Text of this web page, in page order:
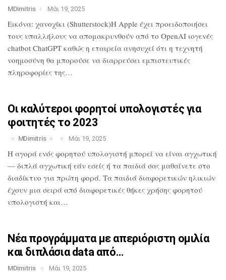
MDimitris Μάι 19, 2025
Εικόνα: χανοχίκι (Shutterstock)Η Apple έχει προειδοποιήσει
τους υπαλλήλους να απομακρυνθούν από το OpenAI ιογενές
chatbot ChatGPT καθώς η εταιρεία ανησυχεί ότι η τεχνητή
νοημοσύνη θα μπορούσε να διαρρεύσει εμπιστευτικές
πληροφορίες της…
Οι καλύτεροι φορητοί υπολογιστές για
φοιτητές το 2023
MDimitris Μάι 19, 2025
Η αγορά ενός φορητού υπολογιστή μπορεί να είναι αγχωτική
— διπλά αγχωτική εάν εσείς ή τα παιδιά σας μαθαίνετε στο
διαδίκτυο για πρώτη φορά. Τα παιδιά διαφορετικών ηλικιών
έχουν μια σειρά από διαφορετικές θήκες χρήσης φορητού
υπολογιστή και…
Νέα προγράμματα με απεριόριστη ομιλία
και διπλάσια data από…
MDimitris Μάι 19, 2025